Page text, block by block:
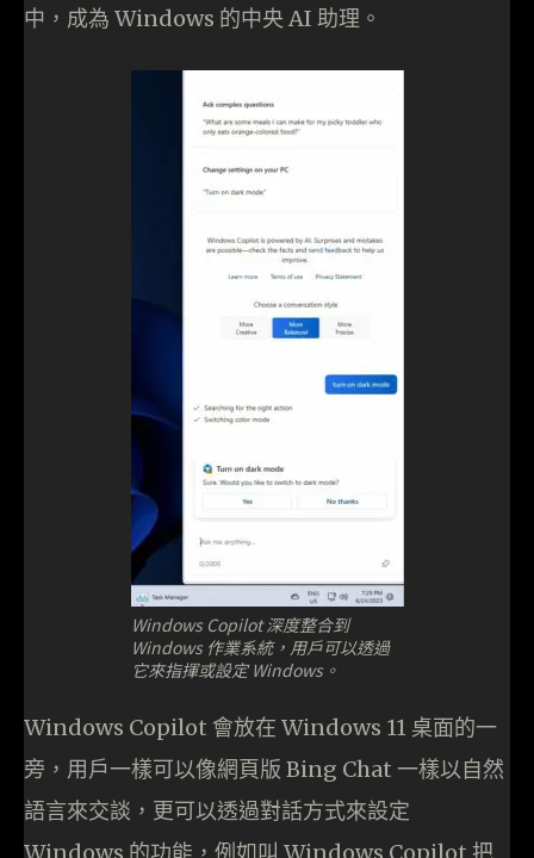
中，成為 Windows 的中央 AI 助理。
Windows Copilot 深度整合到
Windows 作業系統，用戶可以透過
它來指揮或設定 Windows。
Windows Copilot 會放在 Windows 11 桌面的一
旁，用戶一樣可以像網頁版 Bing Chat 一樣以自然
語言來交談，更可以透過對話方式來設定